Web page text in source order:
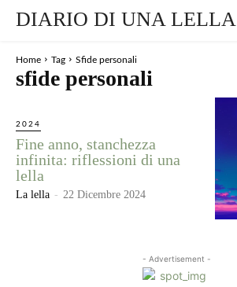
DIARIO DI UNA LELLA
Home Tag Sfide personali
sfide personali
2024
Fine anno, stanchezza
infinita: riflessioni di una
lella
La lella - 22 Dicembre 2024
- Advertisement -